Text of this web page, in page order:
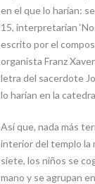
en el que lo harían:
15, interpretarían
escrito por el
organista Franz
letra del sacerdote
lo harían en la
Así que, nada más
interior del templo la
siete, los niños se
mano y se agrupan